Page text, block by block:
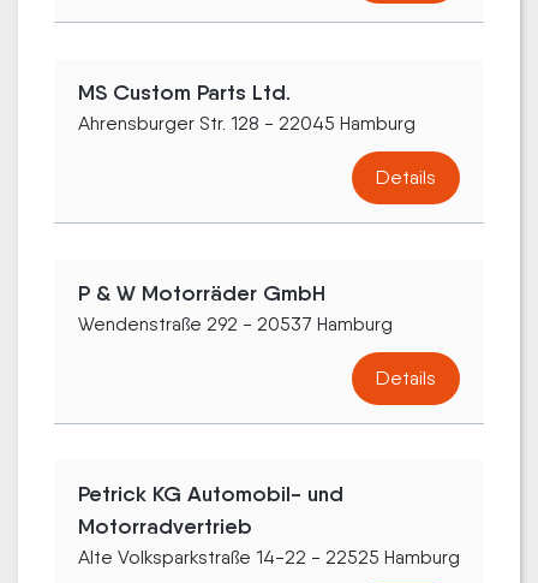
MS Custom Parts Ltd.
Ahrensburger Str. 128 - 22045 Hamburg
Details
P & W Motorräder GmbH
Wendenstraße 292 - 20537 Hamburg
Details
Petrick KG Automobil- und
Motorradvertrieb
Alte Volksparkstraße 14-22 - 22525 Hamburg